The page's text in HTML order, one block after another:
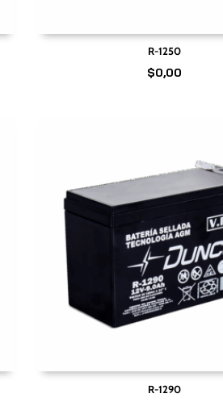
R-1250
$0,00
R-1290